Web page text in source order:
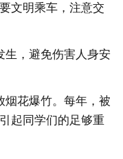
文明乘车，注意交
生，避免伤害人身安
烟花爆竹。每年，被
起同学们的足够重